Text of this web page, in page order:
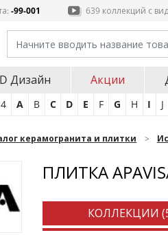
-99-001 639 коллекций с
Дизайн Акции
4 A B C D E F G H I J
керамогранита и плитки
ПЛИТКА
КОЛЛЕКЦИИ (